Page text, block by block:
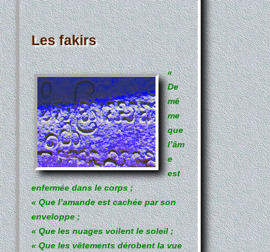
Les fakirs
«
De
mê
me
que
l’âm
e
est
enfermée dans le corps ;
« Que l’amande est cachée par son
enveloppe ;
« Que les nuages voilent le soleil ;
« Que les vêtements dérobent la vue